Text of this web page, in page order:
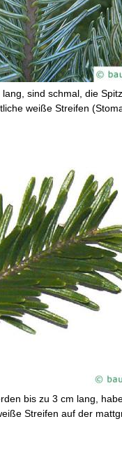
sind schmal, die
weiße Streifen
bis zu 3 cm lang,
Streifen auf der